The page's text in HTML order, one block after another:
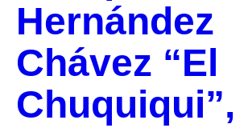
Hernández
Chávez “El
Chuquiqui”,